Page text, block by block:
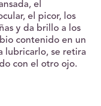
el
el picor, los
y da brillo a los
contenido en un
lubricarlo, se retira
con el otro ojo.